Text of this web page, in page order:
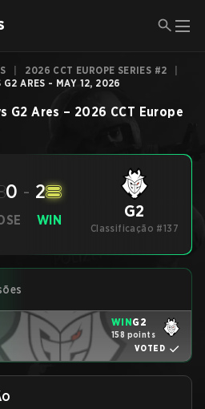
2026 CCT EUROPE SERIES #2
ARES - MAY 12, 2026
G2 Ares – 2026 CCT Europe
0 - 2
WIN G2
Classificação #137
WING2
158 points
VOTED